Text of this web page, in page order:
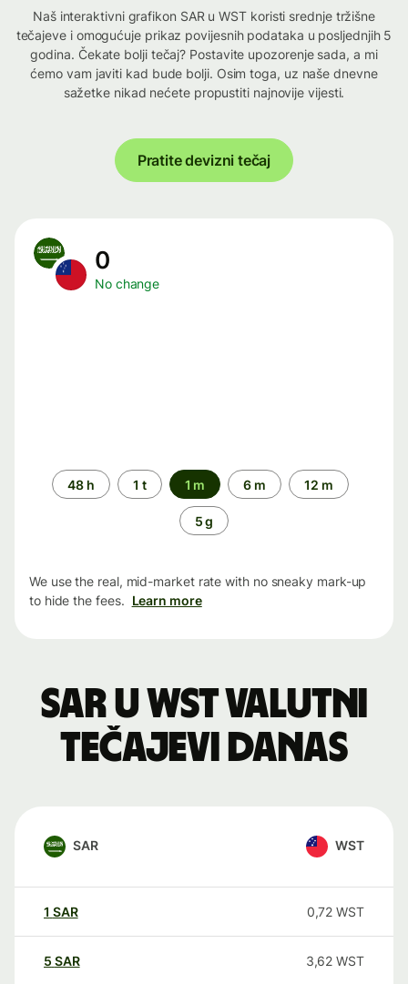
Naš interaktivni grafikon SAR u WST koristi srednje tržišne
tečajeve i omogućuje prikaz povijesnih podataka u posljednjih 5
godina. Čekate bolji tečaj? Postavite upozorenje sada, a mi
ćemo vam javiti kad bude bolji. Osim toga, uz naše dnevne
sažetke nikad nećete propustiti najnovije vijesti.
Pratite devizni tečaj
0
No change
Time
period
48 h 1 t 1 m 6 m 12 m
5 g
We use the real, mid-market rate with no sneaky mark-up
to hide the fees. Learn more
SAR u WST valutni
tečajevi danas
SAR WST
1 SAR 0,72 WST
5 SAR 3,62 WST